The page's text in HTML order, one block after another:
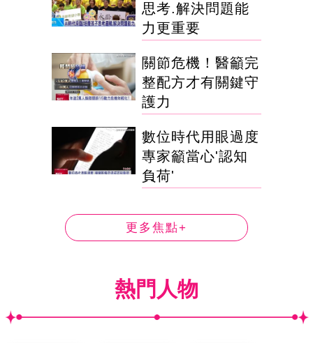
思考.解決問題能
力更重要
關節危機！醫籲完
整配方才有關鍵守
護力
數位時代用眼過度
專家籲當心'認知
負荷'
更多焦點+
熱門人物